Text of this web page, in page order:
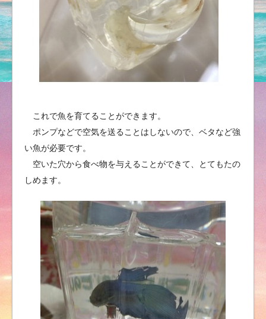
これで魚を育てることができます。
ポンプなどで空気を送ることはしないので、ベタなど強
い魚が必要です。
空いた穴から食べ物を与えることができて、とてもたの
しめます。